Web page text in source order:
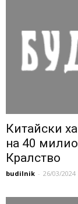
Китайски
на 40
Кралство
budilnik - 26/03/2024